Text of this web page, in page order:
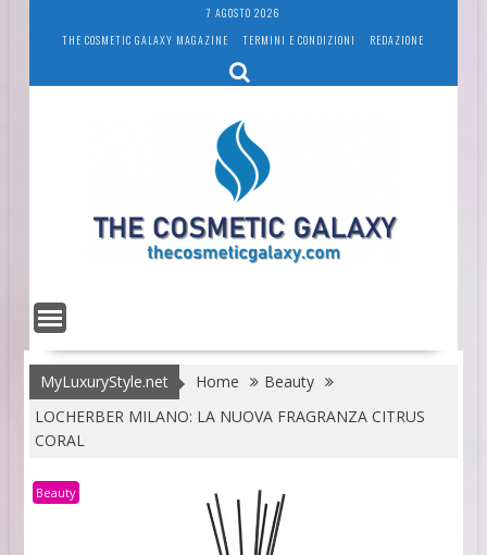
7 AGOSTO 2026
THE COSMETIC GALAXY MAGAZINE
TERMINI E CONDIZIONI REDAZIONE
MyLuxuryStyle.net Home
Beauty
LOCHERBER MILANO: LA NUOVA FRAGRANZA CITRUS
CORAL
Beauty